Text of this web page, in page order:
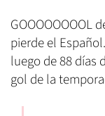
GOOOOOOOOL
pierde el
luego de 88 días
gol de la